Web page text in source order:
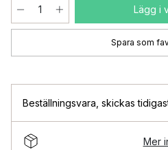
Lägg i
Spara som
Beställningsvara skickas
Mer